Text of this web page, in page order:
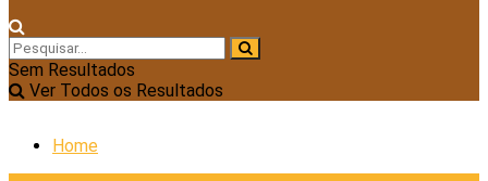
Sem Resultados
Ver Todos os Resultados
Home